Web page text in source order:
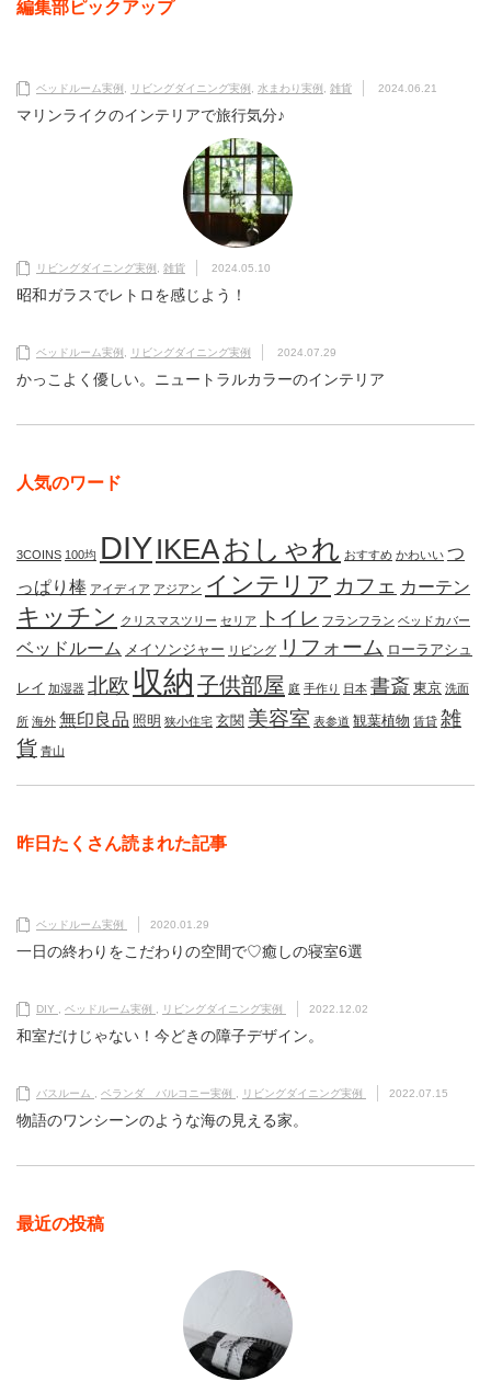
編集部ピックアップ
ベッドルーム実例 リビングダイニング実例 水まわり実例 雑貨 2024.06.21
マリンライクのインテリアで旅行気分♪
リビングダイニング実例 雑貨 2024.05.10
昭和ガラスでレトロを感じよう！
ベッドルーム実例 リビングダイニング実例 2024.07.29
かっこよく優しい。ニュートラルカラーのインテリア
人気のワード
3COINS 100均 DIYIKEAおしゃれ おすすめ かわいい つ
っぱり棒 アイディア アジアン インテリア カフェ カーテン
キッチン クリスマスツリー セリア トイレ フランフラン ベッドカバー
ベッドルーム メイソンジャー リビング リフォーム ローラアシュ
レイ 加湿器 北欧 収納 子供部屋 庭 手作り 日本 書斎 東京 洗面
所 海外 無印良品 照明 狭小住宅 玄関 美容室 表参道 観葉植物 賃貸 雑
貨 青山
昨日たくさん読まれた記事
ベッドルーム実例 2020.01.29
一日の終わりをこだわりの空間で♡癒しの寝室6選
DIY ベッドルーム実例 リビングダイニング実例 2022.12.02
和室だけじゃない！今どきの障子デザイン。
バスルーム ベランダ バルコニー実例 リビングダイニング実例 2022.07.15
物語のワンシーンのような海の見える家。
最近の投稿